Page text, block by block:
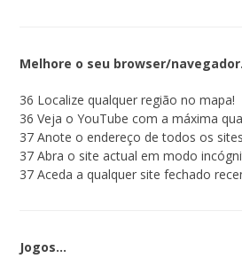
Melhore o seu browser/
36 Localize qualquer região no mapa!
36 Veja o YouTube com a máxima
37 Anote o endereço de todos os
37 Abra o site actual em modo
37 Aceda a qualquer site fechado
Jogos…